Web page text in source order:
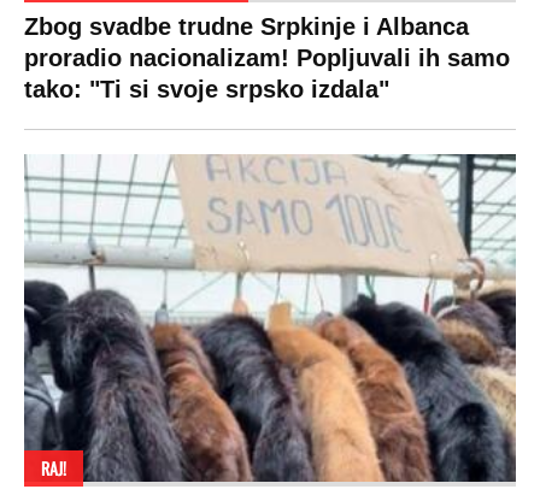
Zbog svadbe trudne Srpkinje i Albanca
proradio nacionalizam! Popljuvali ih samo
tako: "Ti si svoje srpsko izdala"
RAJ!